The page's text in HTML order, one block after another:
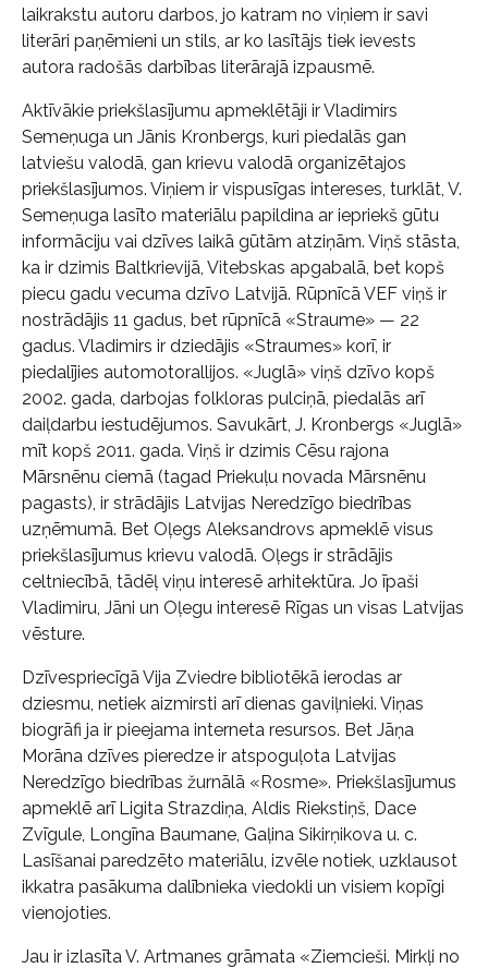
laikrakstu autoru darbos, jo katram no viņiem ir savi
literāri paņēmieni un stils, ar ko lasītājs tiek ievests
autora radošās darbības literārajā izpausmē.
Aktīvākie priekšlasījumu apmeklētāji ir Vladimirs
Semeņuga un Jānis Kronbergs, kuri piedalās gan
latviešu valodā, gan krievu valodā organizētajos
priekšlasījumos. Viņiem ir vispusīgas intereses, turklāt, V.
Semeņuga lasīto materiālu papildina ar iepriekš gūtu
informāciju vai dzīves laikā gūtām atziņām. Viņš stāsta,
ka ir dzimis Baltkrievijā, Vitebskas apgabalā, bet kopš
piecu gadu vecuma dzīvo Latvijā. Rūpnīcā VEF viņš ir
nostrādājis 11 gadus, bet rūpnīcā «Straume» — 22
gadus. Vladimirs ir dziedājis «Straumes» korī, ir
piedalījies automotorallijos. «Juglā» viņš dzīvo kopš
2002. gada, darbojas folkloras pulciņā, piedalās arī
daiļdarbu iestudējumos. Savukārt, J. Kronbergs «Juglā»
mīt kopš 2011. gada. Viņš ir dzimis Cēsu rajona
Mārsnēnu ciemā (tagad Priekuļu novada Mārsnēnu
pagasts), ir strādājis Latvijas Neredzīgo biedrības
uzņēmumā. Bet Oļegs Aleksandrovs apmeklē visus
priekšlasījumus krievu valodā. Oļegs ir strādājis
celtniecībā, tādēļ viņu interesē arhitektūra. Jo īpaši
Vladimiru, Jāni un Oļegu interesē Rīgas un visas Latvijas
vēsture.
Dzīvespriecīgā Vija Zviedre bibliotēkā ierodas ar
dziesmu, netiek aizmirsti arī dienas gaviļnieki. Viņas
biogrāfi ja ir pieejama interneta resursos. Bet Jāņa
Morāna dzīves pieredze ir atspoguļota Latvijas
Neredzīgo biedrības žurnālā «Rosme». Priekšlasījumus
apmeklē arī Ligita Strazdiņa, Aldis Riekstiņš, Dace
Zvīgule, Longīna Baumane, Gaļina Sikirņikova u. c.
Lasīšanai paredzēto materiālu, izvēle notiek, uzklausot
ikkatra pasākuma dalībnieka viedokli un visiem kopīgi
vienojoties.
Jau ir izlasīta V. Artmanes grāmata «Ziemcieši. Mirkļi no